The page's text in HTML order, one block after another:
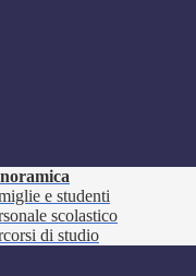
e studenti
scolastico
di studio